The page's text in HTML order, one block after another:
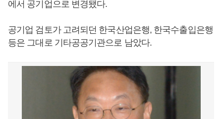
에서 공기업으로 변경됐다.
공기업 검토가 고려되던 한국산업은행, 한국수출입은행
등은 그대로 기타공공기관으로 남았다.